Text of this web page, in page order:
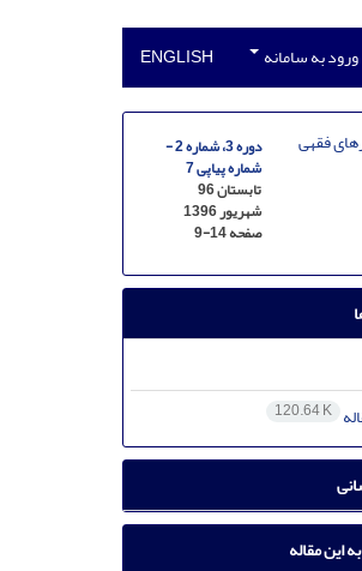
ورود به سامانه ENGLISH
دوره 3، شماره 2 -
شماره پیاپی 7
تابستان 96
شهریور 1396
صفحه9-14
120.64 K
این مقاله